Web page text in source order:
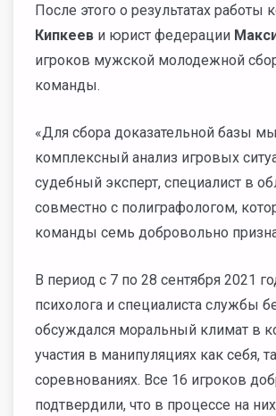
После этого о результатах
Кипкеев и юрист федерации
игроков мужской молодежной
команды.
«Для сбора доказательной базы
комплексный анализ игровых
судебный эксперт, специалист в
совместно с полиграфологом,
команды семь добровольно
В период с 7 по 28 сентября 2021
психолога и специалиста службы
обсуждался моральный климат в
участия в манипуляциях как себя,
соревнованиях. Все 16 игроков
подтвердили, что в процессе на